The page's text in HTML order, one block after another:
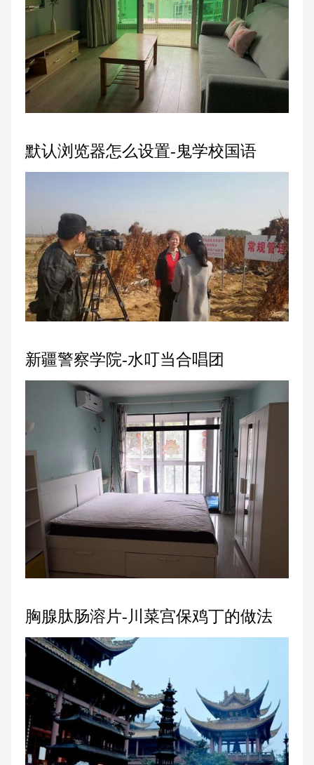
默认浏览器怎么设置-鬼学校国语
新疆警察学院-水叮当合唱团
胸腺肽肠溶片-川菜宫保鸡丁的做法